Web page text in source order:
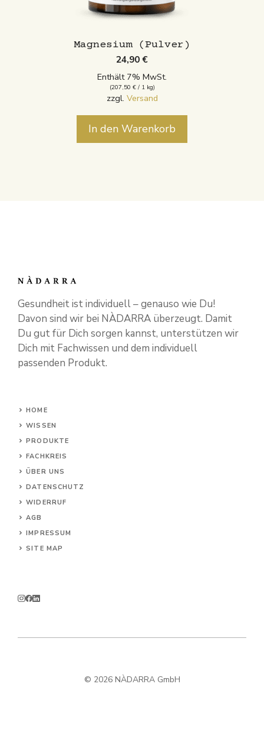
Magnesium (Pulver)
24,90€
Enthält 7% MwSt.
(207,50 €/ 1 kg)
zzgl. Versand
In den Warenkorb
Gesundheit ist individuell – genauso wie Du!
Davon sind wir bei NÀDARRA überzeugt. Damit
Du gut für Dich sorgen kannst, unterstützen wir
Dich mit Fachwissen und dem individuell
passenden Produkt.
HOME
WISSEN
PRODUKTE
FACHKREIS
ÜBER UNS
DATENSCHUTZ
WIDERRUF
AGB
IMPRESSUM
SITE MAP
© 2026 NÀDARRA GmbH